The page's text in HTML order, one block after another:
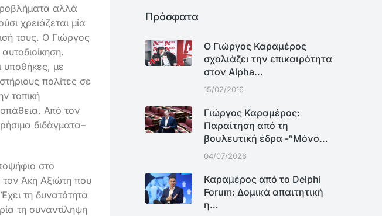
αλλά
χρειάζεται μία
τους. Ο Γιώργος
υποθήκες, με
πολίτες σε
τοπική
Από τον
διδάγματα–
στο
Άκη Αξιώτη που
τη δυνατότητα
τη συναντίληψη
Πρόσφατα
Ο Γιώργος Καραμέρος
σχολιάζει την επικαιρότητα
στον Alpha…
15/02/2016
Γιώργος Καραμέρος:
Παραίτηση από τη
βουλευτική έδρα -“Μόνο…
04/07/2026
Καραμέρος από το Delphi
Forum: Δομικά απαιτητική
η…